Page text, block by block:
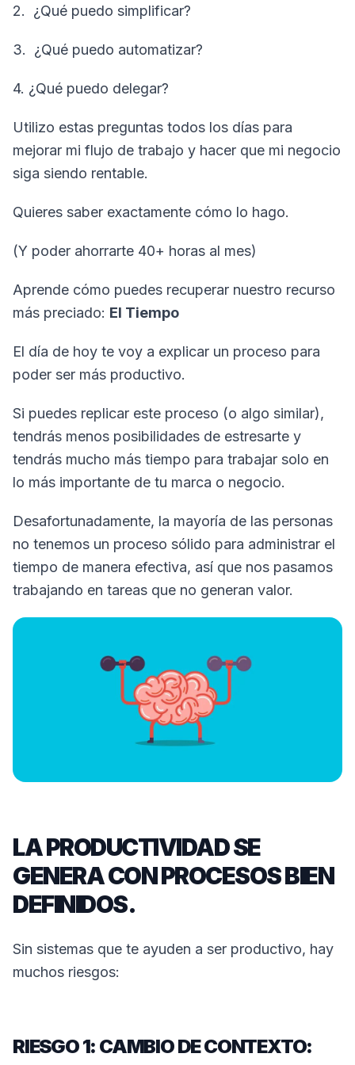
2. ¿Qué puedo simplificar?
3. ¿Qué puedo automatizar?
4. ¿Qué puedo delegar?
Utilizo estas preguntas todos los días para
mejorar mi flujo de trabajo y hacer que mi negocio
siga siendo rentable.
Quieres saber exactamente cómo lo hago.
(Y poder ahorrarte 40+ horas al mes)
Aprende cómo puedes recuperar nuestro recurso
más preciado: El Tiempo
El día de hoy te voy a explicar un proceso para
poder ser más productivo.
Si puedes replicar este proceso (o algo similar),
tendrás menos posibilidades de estresarte y
tendrás mucho más tiempo para trabajar solo en
lo más importante de tu marca o negocio.
Desafortunadamente, la mayoría de las personas
no tenemos un proceso sólido para administrar el
tiempo de manera efectiva, así que nos pasamos
trabajando en tareas que no generan valor.
LA PRODUCTIVIDAD SE
GENERA CON PROCESOS BIEN
DEFINIDOS.
Sin sistemas que te ayuden a ser productivo, hay
muchos riesgos:
RIESGO 1: CAMBIO DE CONTEXTO: